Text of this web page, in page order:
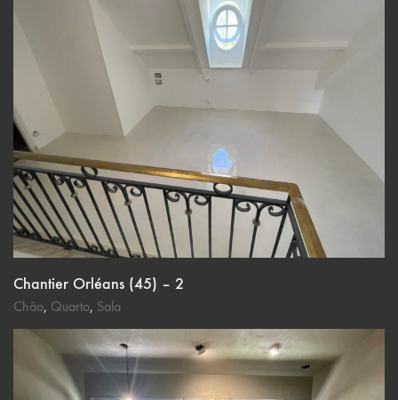
Chantier Orléans (45) – 2
Chão, Quarto, Sala